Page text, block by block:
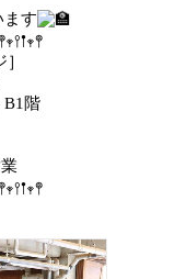
ます
B1階